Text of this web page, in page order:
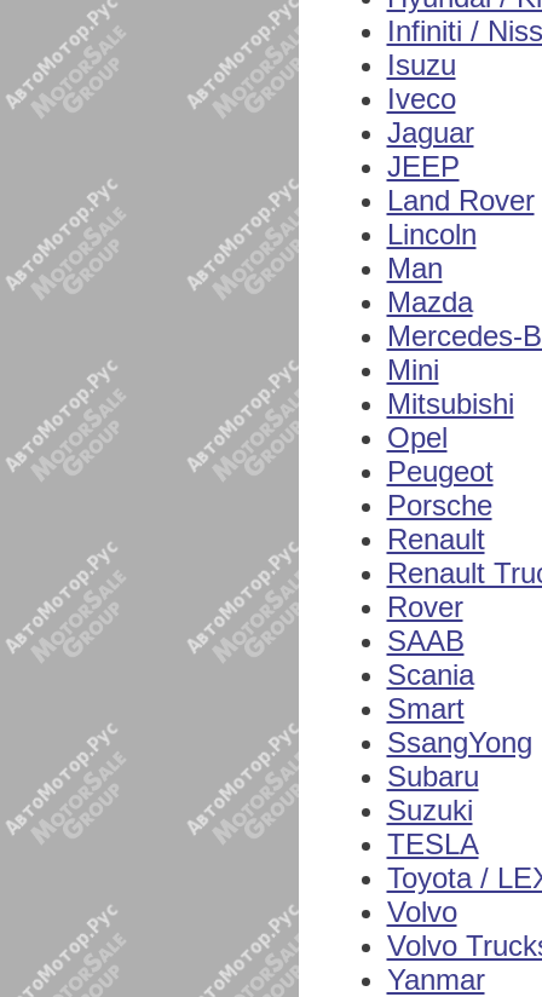
Infiniti /
Isuzu
Iveco
Jaguar
JEEP
Land Rover
Lincoln
Man
Mazda
Mercedes-
Mini
Mitsubishi
Opel
Peugeot
Porsche
Renault
Renault
Rover
SAAB
Scania
Smart
SsangYong
Subaru
Suzuki
TESLA
Toyota /
Volvo
Volvo
Yanmar